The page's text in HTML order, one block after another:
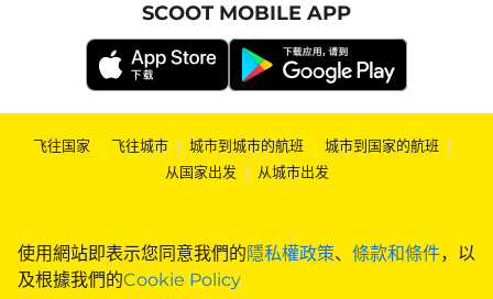
使用網站即表示您同意我們的隱私權政策、 條款和條件，以
及根據我們的Cookie Policy
SCOOT MOBILE APP
飞往国家 | 飞往城市 | 城市到城市的航班 | 城市到国家的航班 |
从国家出发 | 从城市出发